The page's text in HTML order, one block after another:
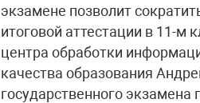
экзамене позволит
итоговой аттестации в 11-м
центра обработки
качества образования
государственного